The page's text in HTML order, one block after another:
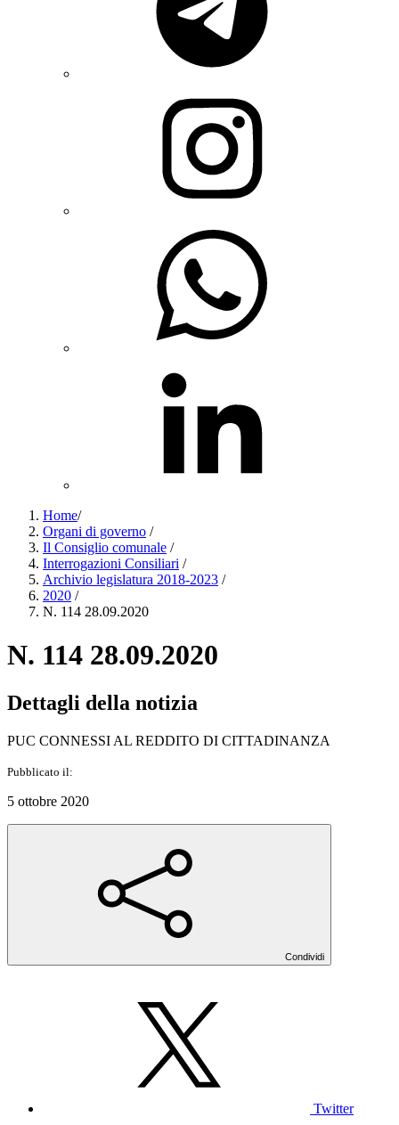
Home/
Organi di governo /
Il Consiglio comunale /
Interrogazioni Consiliari /
Archivio legislatura 2018-2023 /
2020 /
N. 114 28.09.2020
N. 114 28.09.2020
Dettagli della notizia
PUC CONNESSI AL REDDITO DI CITTADINANZA
Pubblicato il:
5 ottobre 2020
Condividi
Twitter